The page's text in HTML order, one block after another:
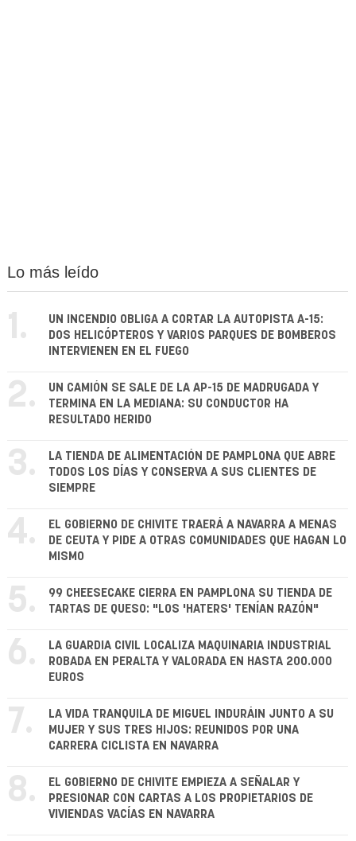
Lo más leído
1.
UN INCENDIO OBLIGA A CORTAR LA AUTOPISTA A-15:
DOS HELICÓPTEROS Y VARIOS PARQUES DE BOMBEROS
INTERVIENEN EN EL FUEGO
2.
UN CAMIÓN SE SALE DE LA AP-15 DE MADRUGADA Y
TERMINA EN LA MEDIANA: SU CONDUCTOR HA
RESULTADO HERIDO
3.
LA TIENDA DE ALIMENTACIÓN DE PAMPLONA QUE ABRE
TODOS LOS DÍAS Y CONSERVA A SUS CLIENTES DE
SIEMPRE
4.
EL GOBIERNO DE CHIVITE TRAERÁ A NAVARRA A MENAS
DE CEUTA Y PIDE A OTRAS COMUNIDADES QUE HAGAN LO
MISMO
5.
99 CHEESECAKE CIERRA EN PAMPLONA SU TIENDA DE
TARTAS DE QUESO: "LOS 'HATERS' TENÍAN RAZÓN"
6.
LA GUARDIA CIVIL LOCALIZA MAQUINARIA INDUSTRIAL
ROBADA EN PERALTA Y VALORADA EN HASTA 200.000
EUROS
7.
LA VIDA TRANQUILA DE MIGUEL INDURÁIN JUNTO A SU
MUJER Y SUS TRES HIJOS: REUNIDOS POR UNA
CARRERA CICLISTA EN NAVARRA
8.
EL GOBIERNO DE CHIVITE EMPIEZA A SEÑALAR Y
PRESIONAR CON CARTAS A LOS PROPIETARIOS DE
VIVIENDAS VACÍAS EN NAVARRA